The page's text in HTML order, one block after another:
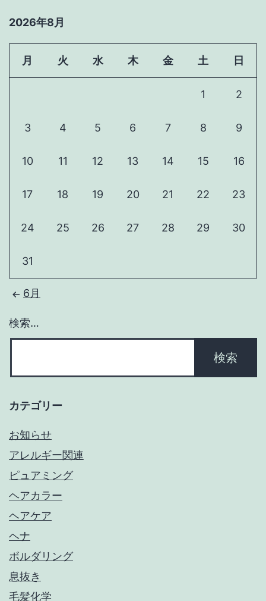
2026年8月
月 火 水 木 金 土 日
1 2
3 4 5 6 7 8 9
10 11 12 13 14 15 16
17 18 19 20 21 22 23
24 25 26 27 28 29 30
31
6月
検索…
カテゴリー
お知らせ
アレルギー関連
ピュアミング
ヘアカラー
ヘアケア
ヘナ
ボルダリング
息抜き
毛髪化学